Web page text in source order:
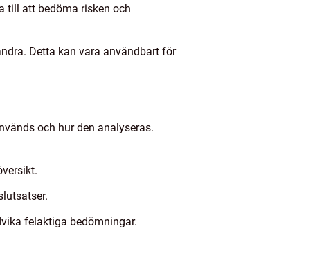
till att bedöma risken och
Detta kan vara användbart för
och hur den analyseras.
felaktiga bedömningar.